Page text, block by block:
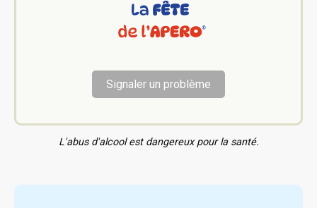
Signaler un problème
L'abus d'alcool est dangereux pour la santé.